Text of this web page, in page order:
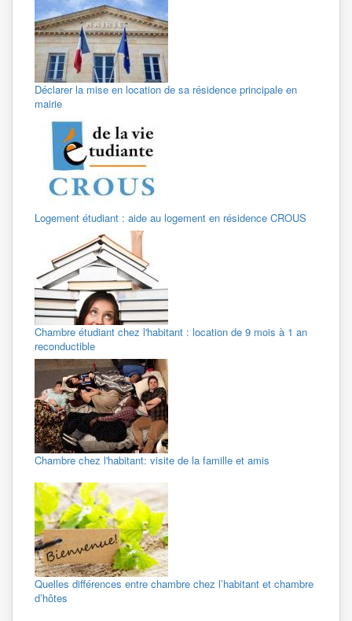
Déclarer la mise en location de sa résidence principale en
mairie
Logement étudiant : aide au logement en résidence CROUS
Chambre étudiant chez l'habitant : location de 9 mois à 1 an
reconductible
Chambre chez l'habitant: visite de la famille et amis
Quelles différences entre chambre chez l’habitant et chambre
d’hôtes